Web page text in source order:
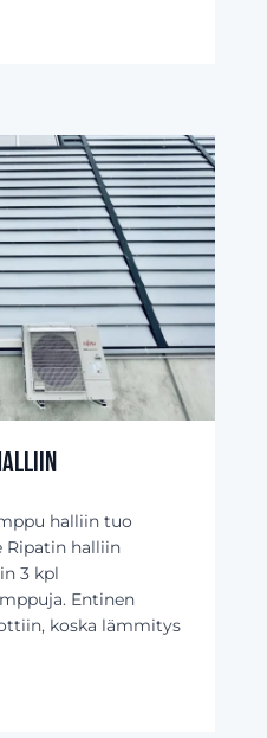
halliin tuo
Ripatin halliin
3 kpl
Entinen
koska lämmitys